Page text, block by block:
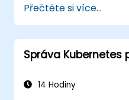
kubernetes-
ckad/
Přečtěte si více...
Správa Kubernetes
14 Hodiny